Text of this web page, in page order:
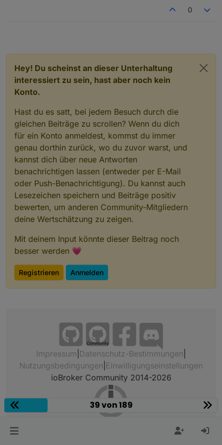
0
Hey! Du scheinst an dieser Unterhaltung
interessiert zu sein, hast aber noch kein
Konto.
Hast du es satt, bei jedem Besuch durch die
gleichen Beiträge zu scrollen? Wenn du dich
für ein Konto anmeldest, kommst du immer
genau dorthin zurück, wo du zuvor warst, und
kannst dich über neue Antworten
benachrichtigen lassen (entweder per E-Mail
oder Push-Benachrichtigung). Du kannst auch
Lesezeichen speichern und Beiträge positiv
bewerten, um anderen Community-Mitgliedern
deine Wertschätzung zu zeigen.
Mit deinem Input könnte dieser Beitrag noch
besser werden 💗
Registrieren Anmelden
Community
Impressum Datenschutz-Bestimmungen
Nutzungsbedingungen Einwilligungseinstellungen
ioBroker Community 2014-2026
39 von 189